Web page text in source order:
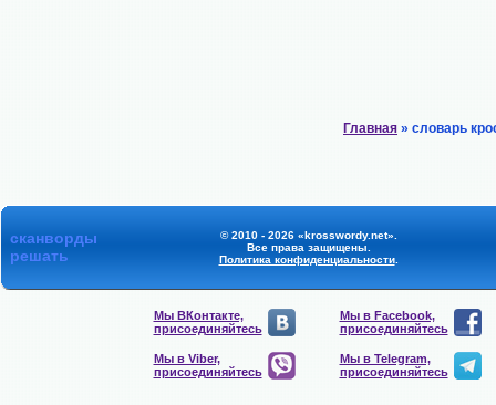
Главная » словарь
сканворды
решать
© 2010 - 2026 «krosswordy.net».
Все права защищены.
Политика конфиденциальности.
Мы ВКонтакте,
присоединяйтесь
Мы в Facebook,
присоединяйтесь
Мы в Viber,
присоединяйтесь
Мы в Telegram,
присоединяйтесь